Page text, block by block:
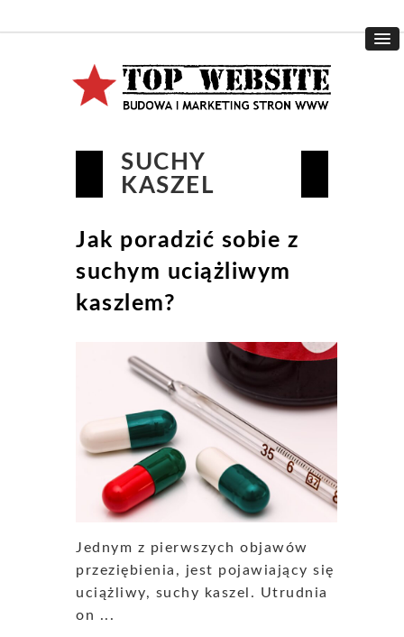
SUCHY
KASZEL
Jak poradzić sobie z
suchym uciążliwym
kaszlem?
Jednym z pierwszych objawów
przeziębienia, jest pojawiający się
uciążliwy, suchy kaszel. Utrudnia
on ...